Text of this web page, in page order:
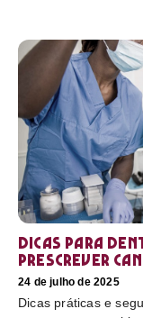
Dicas para
prescrever
24 de julho de 2025
Dicas práticas e